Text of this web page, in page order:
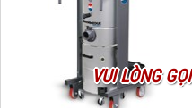
VUI LÒNG GỌI